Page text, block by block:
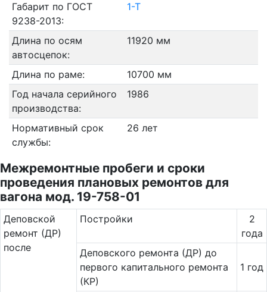
Габарит по ГОСТ
9238-2013:
1-Т
Длина по осям
автосцепок:
11920 мм
Длина по раме:
10700 мм
Год начала серийного
производства:
1986
Нормативный срок
службы:
26 лет
Межремонтные пробеги и сроки
проведения плановых ремонтов для
вагона мод. 19-758-01
Де­повс­кой
ремонт (ДР)
после
Постройки
2
года
Деповского ремонта (ДР) до
первого капитального ремонта
(КР)
1 год